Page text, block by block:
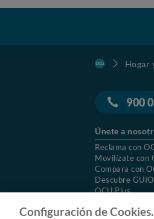
Hogar
900
Únete a
Reclama con
Movilízate con
Compara con
Descubre GUIO
OCU Plus
Configuración de Cookies.